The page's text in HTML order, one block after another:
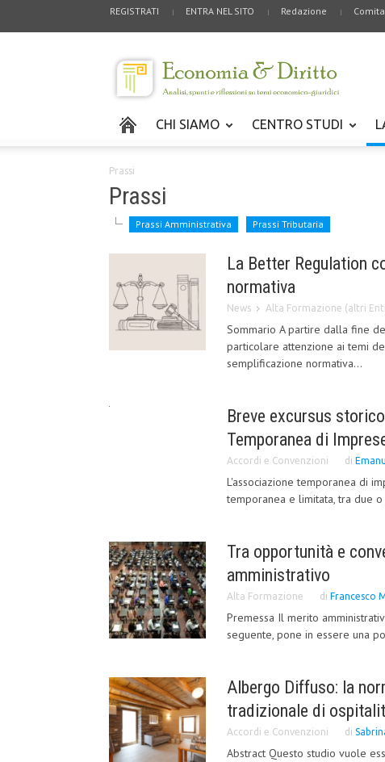
REGISTRATI ENTRA NEL SITO Redazione
CHI SIAMO CENTRO STUDI
Prassi
Prassi
Prassi Amministrativa Prassi Tributaria
La Better Regulation
normativa
News Alta Formazione (altri
Sommario A partire dalla fine
particolare attenzione ai temi
semplificazione normativa...
Breve excursus
Temporanea di
Accordi e Convenzioni di
L'associazione temporanea di
temporanea e limitata, tra due
Tra opportunità e
amministrativo
Alta Formazione di Francesco
Premessa Il merito
seguente, pone in essere una
Albergo Diffuso: la
tradizionale di
Accordi e Convenzioni di
Abstract Questo studio vuole